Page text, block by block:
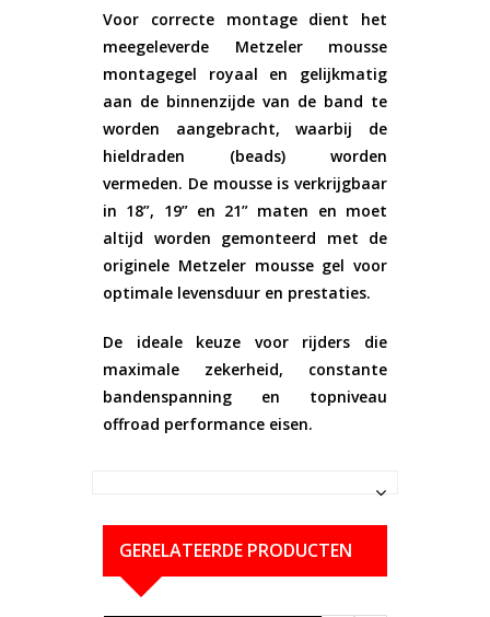
Voor correcte montage dient het
meegeleverde Metzeler mousse
montagegel royaal en gelijkmatig
aan de binnenzijde van de band te
worden aangebracht, waarbij de
hieldraden (beads) worden
vermeden. De mousse is verkrijgbaar
in 18”, 19”en 21” maten en moet
altijd worden gemonteerd met de
originele Metzeler mousse gel voor
optimale levensduur en prestaties.
De ideale keuze voor rijders die
maximale zekerheid, constante
bandenspanning en topniveau
offroad performance eisen.
GERELATEERDE PRODUCTEN